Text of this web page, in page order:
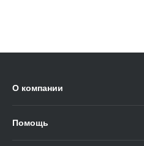
О компании
Помощь